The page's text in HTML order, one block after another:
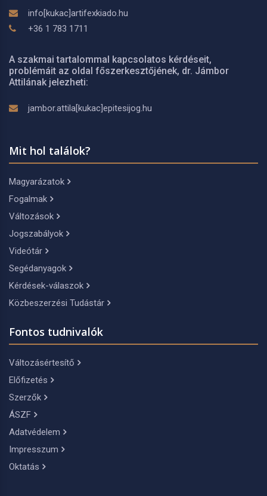
info[kukac]artifexkiado.hu
+36 1 783 1711
A szakmai tartalommal kapcsolatos kérdéseit,
problémáit az oldal főszerkesztőjének, dr. Jámbor
Attilának jelezheti:
jambor.attila[kukac]epitesijog.hu
Mit hol találok?
Magyarázatok
Fogalmak
Változások
Jogszabályok
Videótár
Segédanyagok
Kérdések-válaszok
Közbeszerzési Tudástár
Fontos tudnivalók
Változásértesítő
Előfizetés
Szerzők
ÁSZF
Adatvédelem
Impresszum
Oktatás